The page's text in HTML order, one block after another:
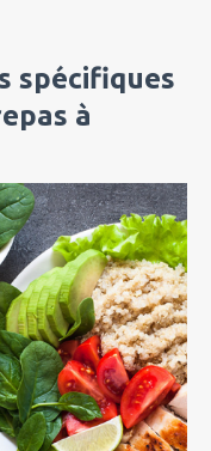
spécifiques
à